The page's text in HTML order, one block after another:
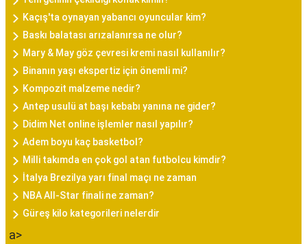
Kaçış'ta oynayan yabancı oyuncular kim?
Baskı balatası arızalanırsa ne olur?
Mary & May göz çevresi kremi nasıl kullanılır?
Binanın yaşı ekspertiz için önemli mi?
Kompozit malzeme nedir?
Antep usulü at başı kebabı yanına ne gider?
Didim Net online işlemler nasıl yapılır?
Adem boyu kaç basketbol?
Milli takımda en çok gol atan futbolcu kimdir?
İtalya Brezilya yarı final maçı ne zaman
NBA All-Star finali ne zaman?
Güreş kilo kategorileri nelerdir
a>